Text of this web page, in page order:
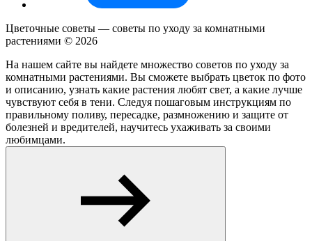
Цветочные советы — советы по уходу за комнатными
растениями © 2026
На нашем сайте вы найдете множество советов по уходу за
комнатными растениями. Вы сможете выбрать цветок по фото
и описанию, узнать какие растения любят свет, а какие лучше
чувствуют себя в тени. Следуя пошаговым инструкциям по
правильному поливу, пересадке, размножению и защите от
болезней и вредителей, научитесь ухаживать за своими
любимцами.